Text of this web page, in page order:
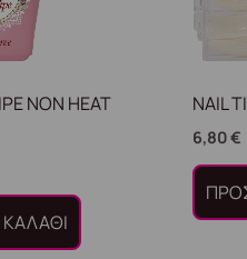
NON HEAT
NAIL
6,80€